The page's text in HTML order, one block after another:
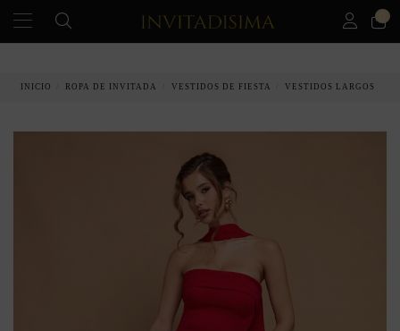
INICIO ROPA DE INVITADA VESTIDOS DE FIESTA VESTIDOS LARGOS